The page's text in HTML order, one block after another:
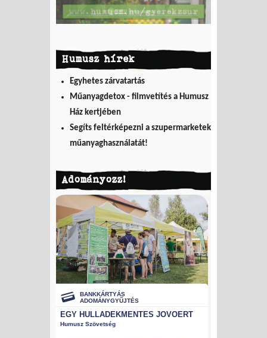
Humusz hírek
Egyhetes zárvatartás
Műanyagdetox - filmvetítés a Humusz
Ház kertjében
Segíts feltérképezni a szupermarketek
műanyaghasználatát!
Adományozz!